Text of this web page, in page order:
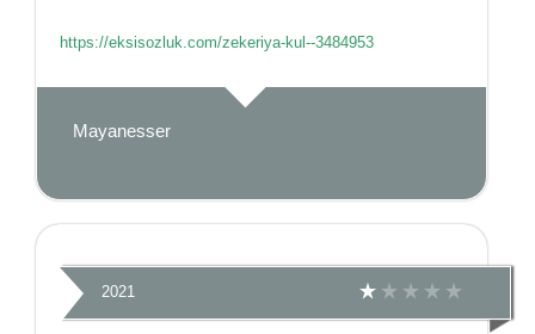
https://eksisozluk.com/zekeriya-kul--3484953
Mayanesser
2021